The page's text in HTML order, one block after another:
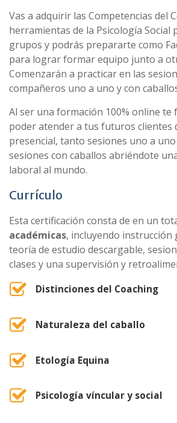
Vas a adquirir las Competencias del
herramientas de la Psicología Social
grupos y podrás prepararte como
para lograr formar equipo junto a
Comenzarán a practicar en las
compañeros uno a uno y con
Al ser una formación 100% online te
poder atender a tus futuros clientes
presencial, tanto sesiones uno a
sesiones con caballos abriéndote
laboral al mundo.
Currículo
Esta certificación consta de en un
académicas, incluyendo instrucción
teoría de estudio descargable,
clases y una supervisión y
Distinciones del Coaching
Naturaleza del caballo
Etología Equina
Psicología víncular y social